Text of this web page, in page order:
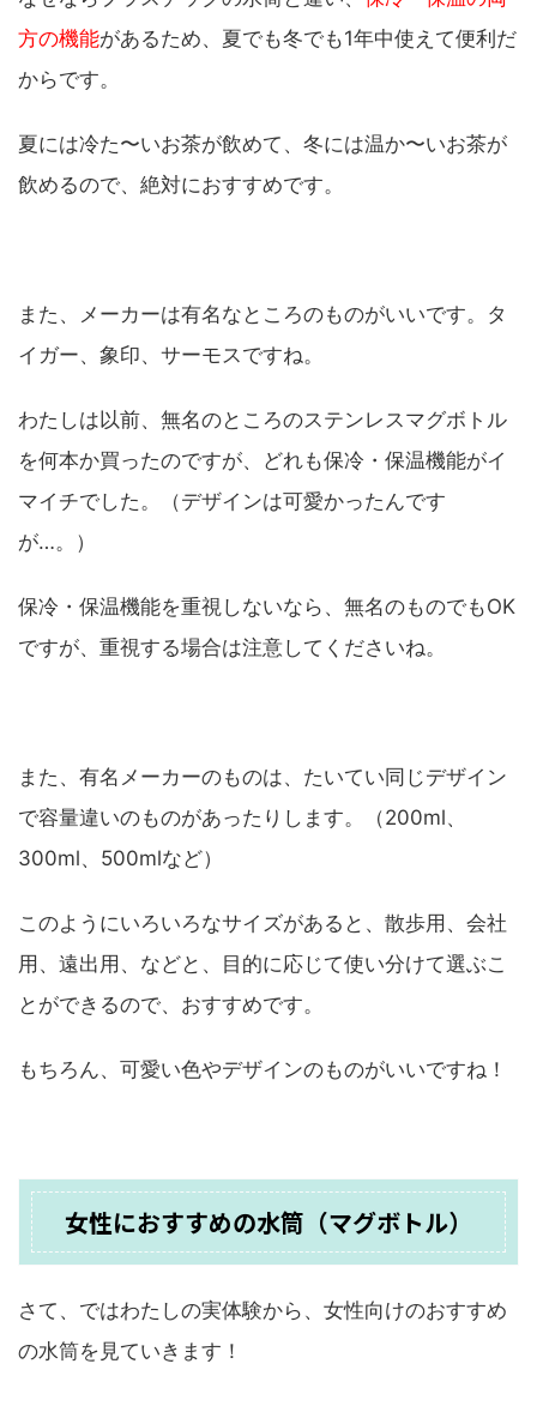
方の機能があるため、夏でも冬でも1年中使えて便利だ
からです。
夏には冷た〜いお茶が飲めて、冬には温か〜いお茶が
飲めるので、絶対におすすめです。
また、メーカーは有名なところのものがいいです。タ
イガー、象印、サーモスですね。
わたしは以前、無名のところのステンレスマグボトル
を何本か買ったのですが、どれも保冷・保温機能がイ
マイチでした。（デザインは可愛かったんです
が…。）
保冷・保温機能を重視しないなら、無名のものでもOK
ですが、重視する場合は注意してくださいね。
また、有名メーカーのものは、たいてい同じデザイン
で容量違いのものがあったりします。（200ml、
300ml、500mlなど）
このようにいろいろなサイズがあると、散歩用、会社
用、遠出用、などと、目的に応じて使い分けて選ぶこ
とができるので、おすすめです。
もちろん、可愛い色やデザインのものがいいですね！
女性におすすめの水筒（マグボトル）
さて、ではわたしの実体験から、女性向けのおすすめ
の水筒を見ていきます！